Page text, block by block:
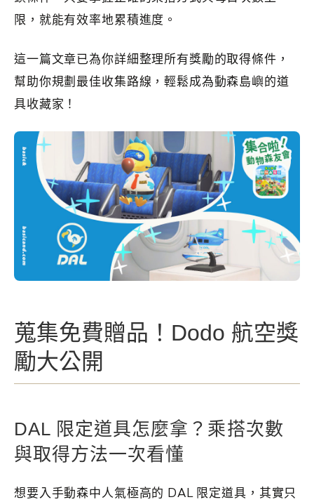
限，就能有效率地累積進度。
這一篇文章已為你詳細整理所有獎勵的取得條件，
幫助你規劃最佳收集路線，輕鬆成為動森島嶼的道
具收藏家！
蒐集免費贈品！Dodo 航空獎
勵大公開
DAL 限定道具怎麼拿？乘搭次數
與取得方法一次看懂
想要入手動森中人氣極高的 DAL 限定道具，其實只